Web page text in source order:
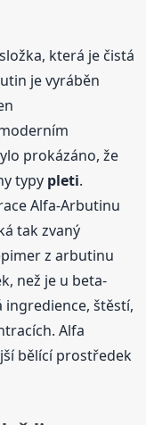
která je čistá
je vyráběn
prokázáno, že
typy pleti.
Alfa-Arbutinu
tak zvaný
z arbutinu
než je u beta-
štěstí,
Alfa
bělící prostředek